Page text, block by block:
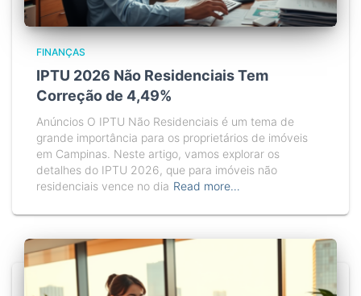
FINANÇAS
IPTU 2026 Não Residenciais Tem
Correção de 4,49%
Anúncios O IPTU Não Residenciais é um tema de
grande importância para os proprietários de imóveis
em Campinas. Neste artigo, vamos explorar os
detalhes do IPTU 2026, que para imóveis não
residenciais vence no dia Read more…